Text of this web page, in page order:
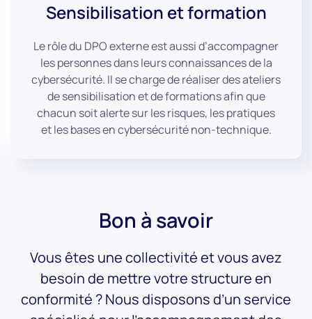
Sensibilisation et formation
Le rôle du DPO externe est aussi d’accompagner
les personnes dans leurs connaissances de la
cybersécurité. Il se charge de réaliser des ateliers
de sensibilisation et de formations afin que
chacun soit alerte sur les risques, les pratiques
et les bases en cybersécurité non-technique.
Bon à savoir
Vous êtes une collectivité et vous avez
besoin de mettre votre structure en
conformité ? Nous disposons d’un service